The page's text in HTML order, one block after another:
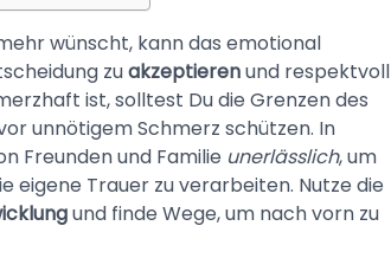
wünscht, kann das emotional
zuakzeptierenund respektvoll
ist, solltest Du die Grenzen des
unnötigem Schmerz schützen. In
Freunden und Familie unerlässlich, um
eigene Trauer zu verarbeiten. Nutze die
und finde Wege, um nach vorn zu